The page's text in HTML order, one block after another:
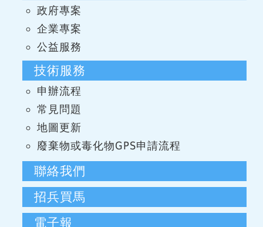
政府專案
企業專案
公益服務
技術服務
申辦流程
常見問題
地圖更新
廢棄物或毒化物GPS申請流程
聯絡我們
招兵買馬
電子報